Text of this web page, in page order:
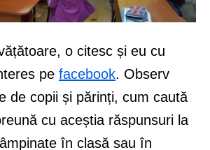
o citesc și eu cu
pe facebook. Observ
de copii și părinți, cum caută
cu aceștia răspunsuri la
în clasă sau în